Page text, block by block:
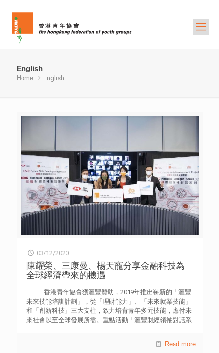
English
Home English
03/12/2020
陳耀榮、王康曼、楊天寵分享金融科技為
全球經濟帶來的機遇
香港青年協會獲滙豐贊助，2019年推出嶄新的「滙豐
未來技能培訓計劃」，從「理財能力」、「未來就業技能」
和「創新科技」三大支柱，致力培育青年多元技能，應付未
來社會以至全球發展所需。重點活動「滙豐財經領袖對話系
的商科學生，與本港重要財經領袖對談金融科技的發展和趨
Read more